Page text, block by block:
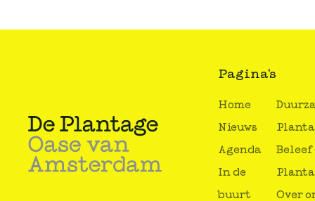
Pagina's
Home
Nieuws
Agenda
In de
buurt
Beleef
Over